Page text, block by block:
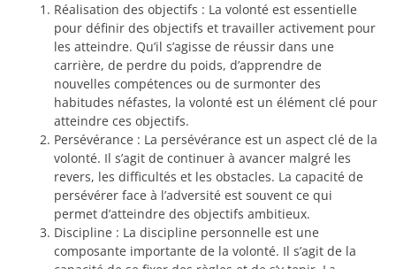
Réalisation des objectifs : La volonté est essentielle
pour définir des objectifs et travailler activement pour
les atteindre. Qu’il s’agisse de réussir dans une
carrière, de perdre du poids, d’apprendre de
nouvelles compétences ou de surmonter des
habitudes néfastes, la volonté est un élément clé pour
atteindre ces objectifs.
Persévérance : La persévérance est un aspect clé de la
volonté. Il s’agit de continuer à avancer malgré les
revers, les difficultés et les obstacles. La capacité de
persévérer face à l’adversité est souvent ce qui
permet d’atteindre des objectifs ambitieux.
Discipline : La discipline personnelle est une
composante importante de la volonté. Il s’agit de la